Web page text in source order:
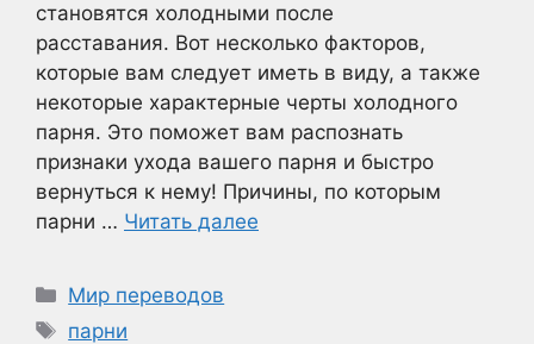
становятся холодными после
расставания. Вот несколько факторов,
которые вам следует иметь в виду, а также
некоторые характерные черты холодного
парня. Это поможет вам распознать
признаки ухода вашего парня и быстро
вернуться к нему! Причины, по которым
парни … Читать далее
Рубрики
Мир переводов
Метки
парни